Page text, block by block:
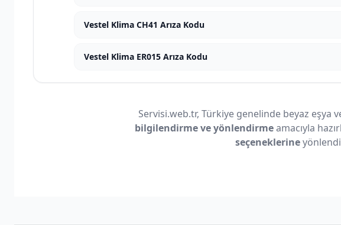
Vestel Klima CH41 Arıza Kodu
Vestel Klima ER015 Arıza Kodu
Servisi.web.tr, Türkiye genelinde beyaz eşya
bilgilendirme ve yönlendirmeamacıyla
seçeneklerine